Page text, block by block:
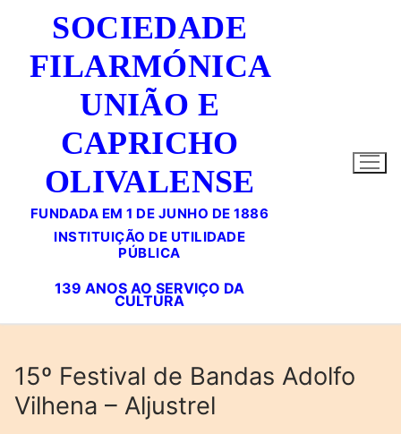
conteúdo
SOCIEDADE
FILARMÓNICA
UNIÃO E
CAPRICHO
OLIVALENSE
FUNDADA EM 1 DE JUNHO DE 1886
15º Festival de Bandas Adolfo
Vilhena – Aljustrel